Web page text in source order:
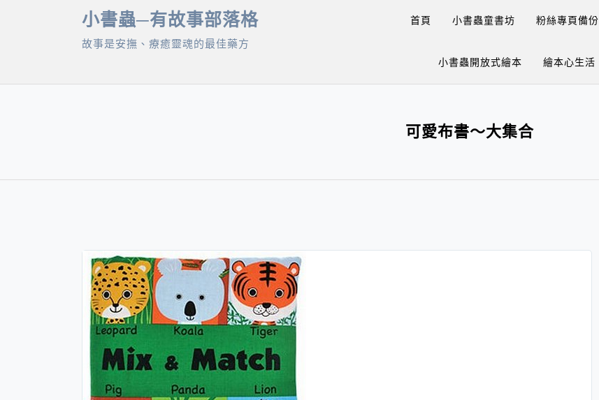
小書蟲─有故事部落格
故事是安撫、療癒靈魂的最佳藥方
首頁 小書蟲童書坊 粉絲專頁備份
小書蟲開放式繪本 繪本心生活
可愛布書～大集合